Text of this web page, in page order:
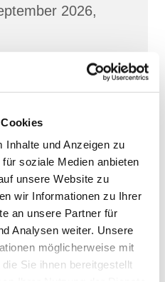
Inhalte und Anzeigen zu
soziale Medien anbieten
unsere Website zu
wir Informationen zu Ihrer
an unsere Partner für
Analysen weiter. Unsere
möglicherweise mit
Sie ihnen bereitgestellt
2026,
18439 Stralsund